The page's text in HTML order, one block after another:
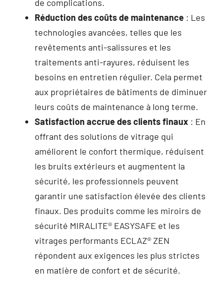
de complications.
Réduction des coûts de maintenance: Les
technologies avancées, telles que les
revêtements anti-salissures et les
traitements anti-rayures, réduisent les
besoins en entretien régulier. Cela permet
aux propriétaires de bâtiments de diminuer
leurs coûts de maintenance à long terme.
Satisfaction accrue des clients finaux: En
offrant des solutions de vitrage qui
améliorent le confort thermique, réduisent
les bruits extérieurs et augmentent la
sécurité, les professionnels peuvent
garantir une satisfaction élevée des clients
finaux. Des produits comme les miroirs de
sécurité MIRALITE® EASYSAFE et les
vitrages performants ECLAZ® ZEN
répondent aux exigences les plus strictes
en matière de confort et de sécurité.